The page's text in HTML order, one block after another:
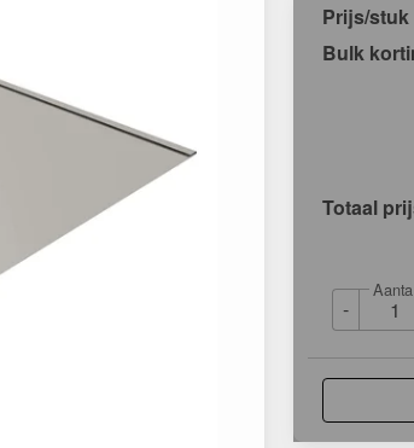
Prijs/stuk
Bulk
Totaal
-